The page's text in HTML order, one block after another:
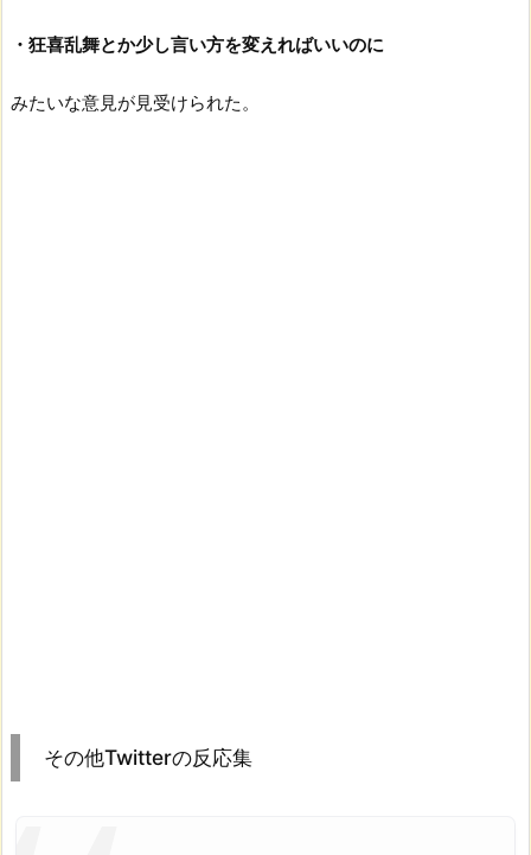
・狂喜乱舞とか少し言い方を変えればいいのに
みたいな意見が見受けられた。
その他Twitterの反応集